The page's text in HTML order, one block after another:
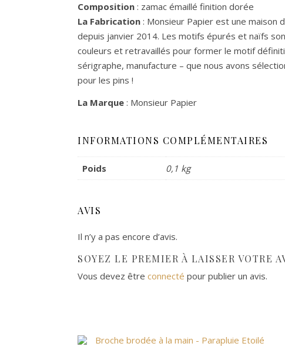
Composition : zamac émaillé finition dorée
La Fabrication : Monsieur Papier est une maison
depuis janvier 2014. Les motifs épurés et naïfs
couleurs et retravaillés pour former le motif
sérigraphe, manufacture – que nous avons
pour les pins !
La Marque : Monsieur Papier
INFORMATIONS COMPLÉMENTAIRES
Poids 0,1 kg
AVIS
Il n’y a pas encore d’avis.
SOYEZ LE PREMIER À LAISSER VOTRE
Vous devez être connecté pour publier un avis.